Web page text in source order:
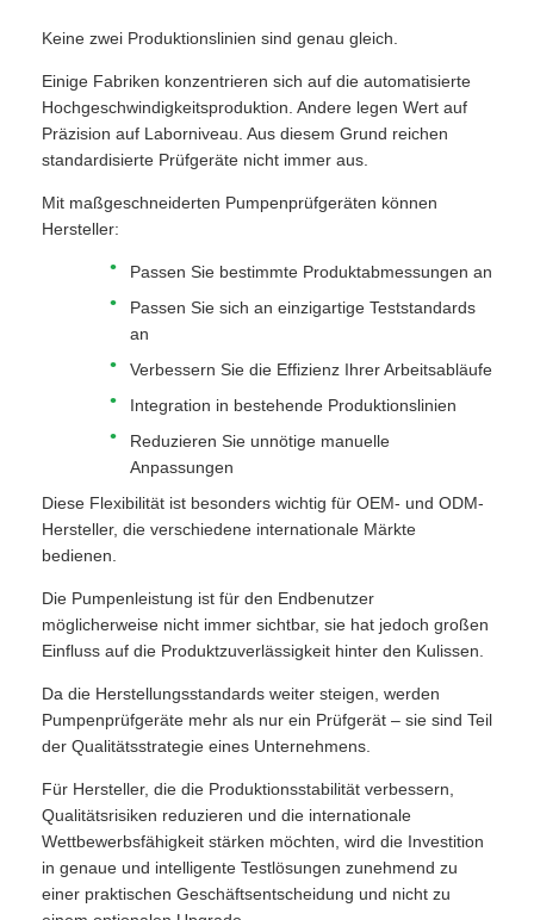
Keine zwei Produktionslinien sind genau gleich.
Einige Fabriken konzentrieren sich auf die automatisierte
Hochgeschwindigkeitsproduktion. Andere legen Wert auf
Präzision auf Laborniveau. Aus diesem Grund reichen
standardisierte Prüfgeräte nicht immer aus.
Mit maßgeschneiderten Pumpenprüfgeräten können
Hersteller:
Passen Sie bestimmte Produktabmessungen an
Passen Sie sich an einzigartige Teststandards
an
Verbessern Sie die Effizienz Ihrer Arbeitsabläufe
Integration in bestehende Produktionslinien
Reduzieren Sie unnötige manuelle
Anpassungen
Diese Flexibilität ist besonders wichtig für OEM- und ODM-
Hersteller, die verschiedene internationale Märkte
bedienen.
Die Pumpenleistung ist für den Endbenutzer
möglicherweise nicht immer sichtbar, sie hat jedoch großen
Einfluss auf die Produktzuverlässigkeit hinter den Kulissen.
Da die Herstellungsstandards weiter steigen, werden
Pumpenprüfgeräte mehr als nur ein Prüfgerät – sie sind Teil
der Qualitätsstrategie eines Unternehmens.
Für Hersteller, die die Produktionsstabilität verbessern,
Qualitätsrisiken reduzieren und die internationale
Wettbewerbsfähigkeit stärken möchten, wird die Investition
in genaue und intelligente Testlösungen zunehmend zu
einer praktischen Geschäftsentscheidung und nicht zu